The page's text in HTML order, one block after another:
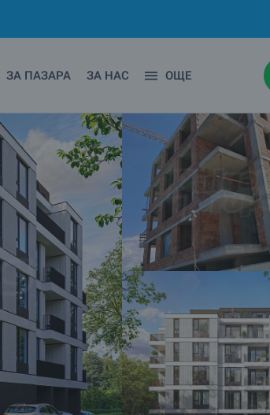
ЗА ПАЗАРА ЗА НАС ОЩЕ